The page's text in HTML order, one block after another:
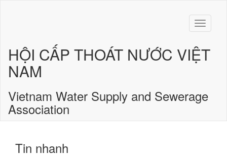
Toggle
HỘI CẤP THOÁT NƯỚC VIỆT
NAM
Vietnam Water Supply and Sewerage
Association
Tin nhanh